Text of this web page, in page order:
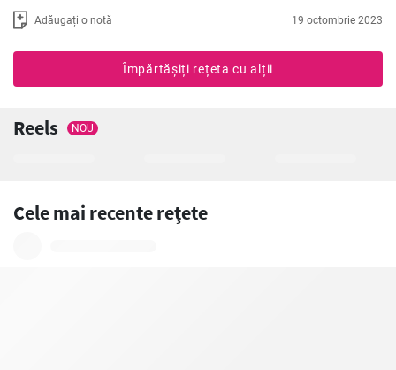
Adăugați o notă 19 octombrie 2023
Împărtășiți rețeta cu alții
Reels NOU
Cele mai recente rețete